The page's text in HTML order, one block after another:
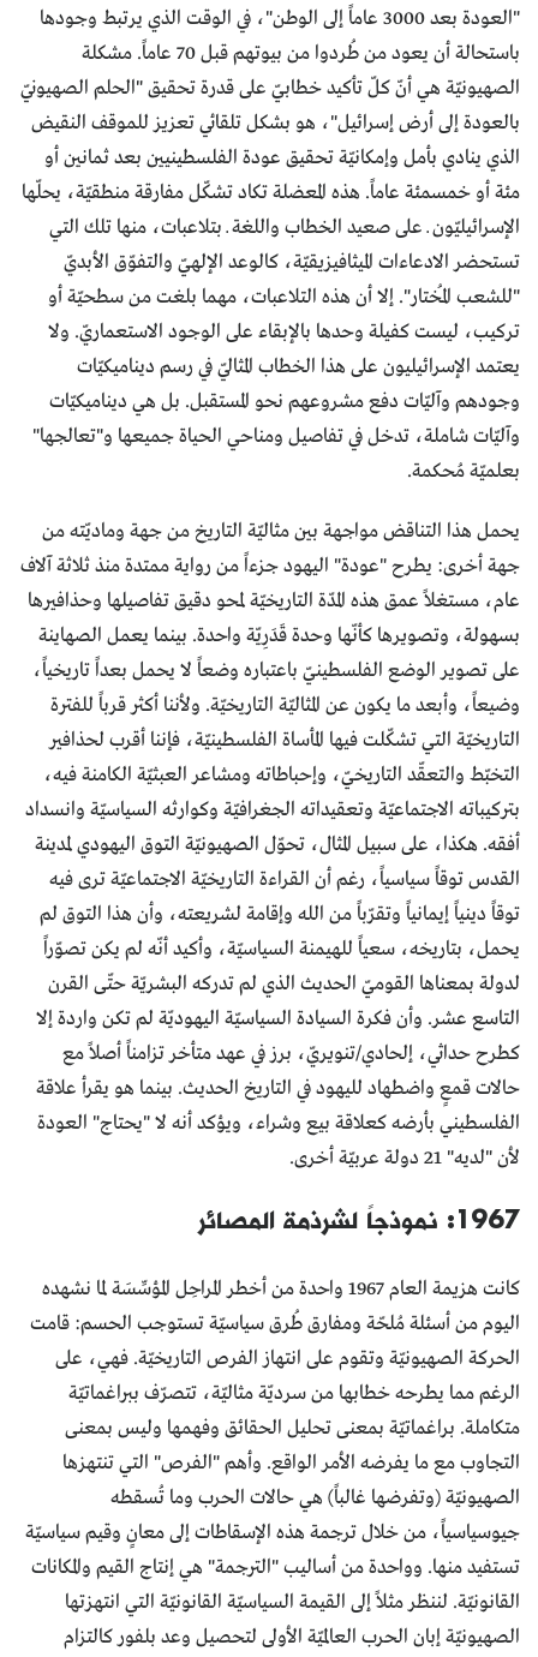
"العودة بعد 3000 عاماً إلى الوطن"، في الوقت الذي يرتبط وجودها
باستحالة أن يعود من طُردوا من بيوتهم قبل 70 عاماً. مشكلة
الصهيونيّة هي أنّ كلّ تأكيد خطابيّ على قدرة تحقيق "الحلم الصهيونيّ
بالعودة إلى أرض إسرائيل"، هو بشكل تلقائي تعزيز للموقف النقيض
الذي ينادي بأمل وإمكانيّة تحقيق عودة الفلسطينيين بعد ثمانين أو
مئة أو خمسمئة عاماً. هذه المعضلة تكاد تشكّل مفارقة منطقيّة، يحلّها
الإسرائيليّون ــ على صعيد الخطاب واللغة ــ بتلاعبات، منها تلك التي
تستحضر الادعاءات الميثافيزيقيّة، كالوعد الإلهيّ والتفوّق الأبديّ
"للشعب المُختار". إلا أن هذه التلاعبات، مهما بلغت من سطحيّة أو
تركيب، ليست كفيلة وحدها بالإبقاء على الوجود الاستعماريّ. ولا
يعتمد الإسرائيليون على هذا الخطاب المثاليّ في رسم ديناميكيّات
وجودهم وآليّات دفع مشروعهم نحو المستقبل. بل هي ديناميكيّات
وآليّات شاملة، تدخل في تفاصيل ومناحي الحياة جميعها و"تعالجها"
بعلميّة مُحكمة.
يحمل هذا التناقض مواجهة بين مثاليّة التاريخ من جهة وماديّته من
جهة أخرى: يطرح "عودة" اليهود جزءاً من رواية ممتدة منذ ثلاثة آلاف
عام، مستغلاً عمق هذه المدّة التاريخيّة لمحو دقيق تفاصيلها وحذافيرها
بسهولة، وتصويرها كأنّها وحدة قَدَرِيّة واحدة. بينما يعمل الصهاينة
على تصوير الوضع الفلسطينيّ باعتباره وضعاً لا يحمل بعداً تاريخياً،
وضيعاً، وأبعد ما يكون عن المثاليّة التاريخيّة. ولأننا أكثر قرباً للفترة
التاريخيّة التي تشكّلت فيها المأساة الفلسطينيّة، فإننا أقرب لحذافير
التخبّط والتعقّد التاريخيّ، وإحباطاته ومشاعر العبثيّة الكامنة فيه،
بتركيباته الاجتماعيّة وتعقيداته الجغرافيّة وكوارثه السياسيّة وانسداد
أفقه. هكذا، على سبيل المثال، تحوّل الصهيونيّة التوق اليهودي لمدينة
القدس توقاً سياسياً، رغم أن القراءة التاريخيّة الاجتماعيّة ترى فيه
توقاً دينياً إيمانياً وتقرّباً من الله وإقامة لشريعته، وأن هذا التوق لم
يحمل، بتاريخه، سعياً للهيمنة السياسيّة، وأكيد أنّه لم يكن تصوّراً
لدولة بمعناها القوميّ الحديث الذي لم تدركه البشريّة حتّى القرن
التاسع عشر. وأن فكرة السيادة السياسيّة اليهوديّة لم تكن واردة إلا
كطرح حداثي، إلحادي/تنويريّ، برز في عهد متأخر تزامناً أصلاً مع
حالات قمعٍ واضطهاد لليهود في التاريخ الحديث. بينما هو يقرأ علاقة
الفلسطيني بأرضه كعلاقة بيع وشراء، ويؤكد أنه لا "يحتاج" العودة
لأن "لديه" 21 دولة عربيّة أخرى.
1967: نموذجاً لشرذمة المصائر
كانت هزيمة العام 1967 واحدة من أخطر المراحِل المؤسِّسَة لما نشهده
اليوم من أسئلة مُلحّة ومفارق طُرق سياسيّة تستوجب الحسم: قامت
الحركة الصهيونيّة وتقوم على انتهاز الفرص التاريخيّة. فهي، على
الرغم مما يطرحه خطابها من سرديّة مثاليّة، تتصرّف ببراغماتيّة
متكاملة. براغماتيّة بمعنى تحليل الحقائق وفهمها وليس بمعنى
التجاوب مع ما يفرضه الأمر الواقع. وأهم "الفرص" التي تنتهزها
الصهيونيّة (وتفرضها غالباً) هي حالات الحرب وما تُسقطه
جيوسياسياً، من خلال ترجمة هذه الإسقاطات إلى معانٍ وقيم سياسيّة
تستفيد منها. وواحدة من أساليب "الترجمة" هي إنتاج القيم والمكانات
القانونيّة. لننظر مثلاً إلى القيمة السياسيّة القانونيّة التي انتهزتها
الصهيونيّة إبان الحرب العالميّة الأولى لتحصيل وعد بلفور كالتزام